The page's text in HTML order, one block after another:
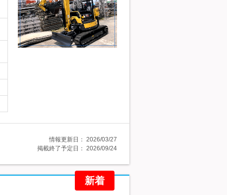
情報更新日： 2026/03/27
掲載終了予定日： 2026/09/24
新着